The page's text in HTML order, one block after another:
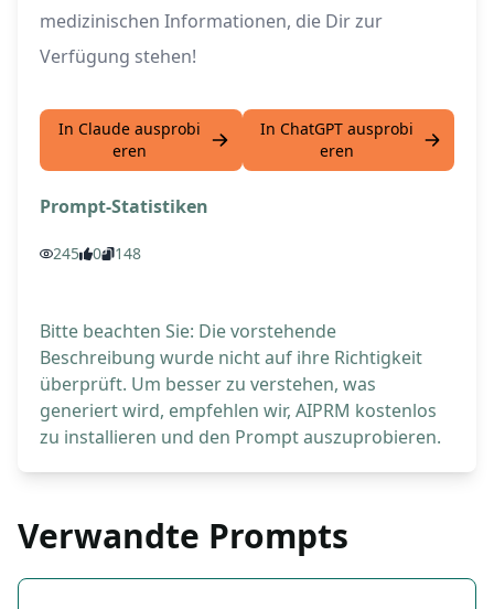
medizinischen Informationen, die Dir zur
Verfügung stehen!
In Claude ausprobi
eren
In ChatGPT ausprobi
eren
Prompt-Statistiken
245 0 148
Bitte beachten Sie: Die vorstehende
Beschreibung wurde nicht auf ihre Richtigkeit
überprüft. Um besser zu verstehen, was
generiert wird, empfehlen wir, AIPRM kostenlos
zu installieren und den Prompt auszuprobieren.
Verwandte Prompts